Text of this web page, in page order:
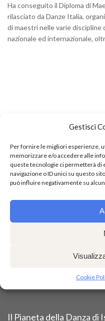
Gestisci
Per fornire le migliori esperienze,
memorizzare e/o accedere alle
queste tecnologie ci permetterà di
navigazione o ID unici su questo
può influire negativamente su
Cookie
Ha conseguito il Diploma di
rilasciato da Danze Italia,
di maestri nelle varie discipline
nazionale ed internazionale,
Il Pianeta della Danza di